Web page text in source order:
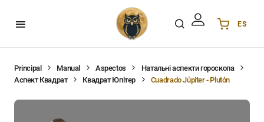
ES
DE Deutsch
PL Polski
Principal Manual Aspectos
Натальні аспекти гороскопа
Аспект Квадрат
Квадрат Юпітер Cuadrado Júpiter - Plutón